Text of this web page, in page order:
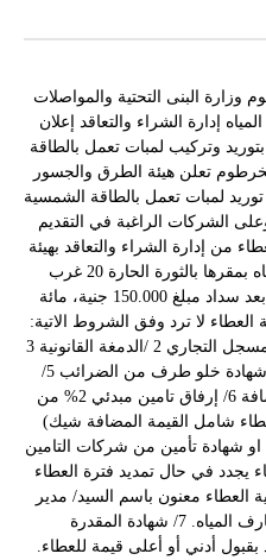
الخرطوم وزارة البنى التحتية والمواصلات
إدارة الشراء والتعاقد إعلان
والخاص بتوريد وتركيب لمبات تعمل بالطاقة
تعلن هيئة الطرق والجسور
لمبات تعمل بالطاقة الشمسية
الشركات الراغبة في التقديم
من إدارة الشراء والتعاقد بهيئة
الطرق والجسور و مصارف المياه بمقرها بالثورة الحارة 20 غرب
محطة وقود النيل شارع الوادي بعد سداد مبلغ 150.000 جنية، مائة
لا ترد وفق الشروط الاتية:
1/ إرفاق شهادة التسجيل من المسجل التجاري 2 /الدمغة القانونية 3
/شهادة إبراء ذمة من الزكاة 4/ شهادة خلو طرف من الضرائب 5/
شهادة تسجيل على القيمة المضافة 6/ إرفاق تامين مبدئي 2% من
شامل القيمة المضافة شيك)
شهادة تأمين من شركات التامين
يجدد في حال تمديد فترة العطاء
علية العطاء معنون باسم السيد/ مدير
عام هيئة الطرق والجسور ومصارف المياه. 7/ شهادة المقدرة
مقيد بقبول أدني أو أعلى قيمة للعطاء.